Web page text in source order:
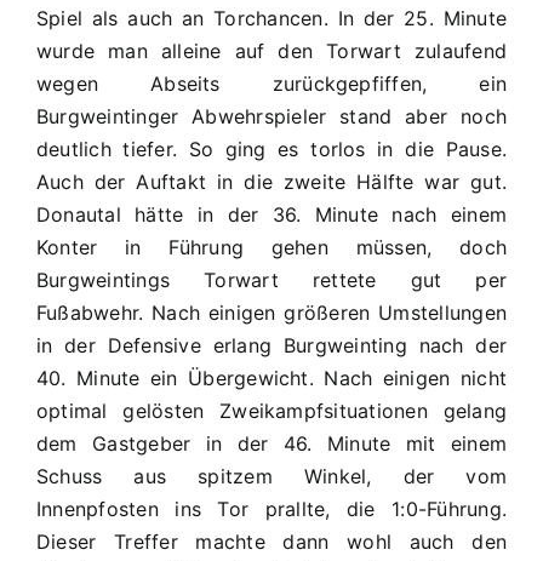
Spiel als auch an Torchancen. In der 25. Minute
wurde man alleine auf den Torwart zulaufend
wegen Abseits zurückgepfiffen, ein
Burgweintinger Abwehrspieler stand aber noch
deutlich tiefer. So ging es torlos in die Pause.
Auch der Auftakt in die zweite Hälfte war gut.
Donautal hätte in der 36. Minute nach einem
Konter in Führung gehen müssen, doch
Burgweintings Torwart rettete gut per
Fußabwehr. Nach einigen größeren Umstellungen
in der Defensive erlang Burgweinting nach der
40. Minute ein Übergewicht. Nach einigen nicht
optimal gelösten Zweikampfsituationen gelang
dem Gastgeber in der 46. Minute mit einem
Schuss aus spitzem Winkel, der vom
Innenpfosten ins Tor prallte, die 1:0-Führung.
Dieser Treffer machte dann wohl auch den